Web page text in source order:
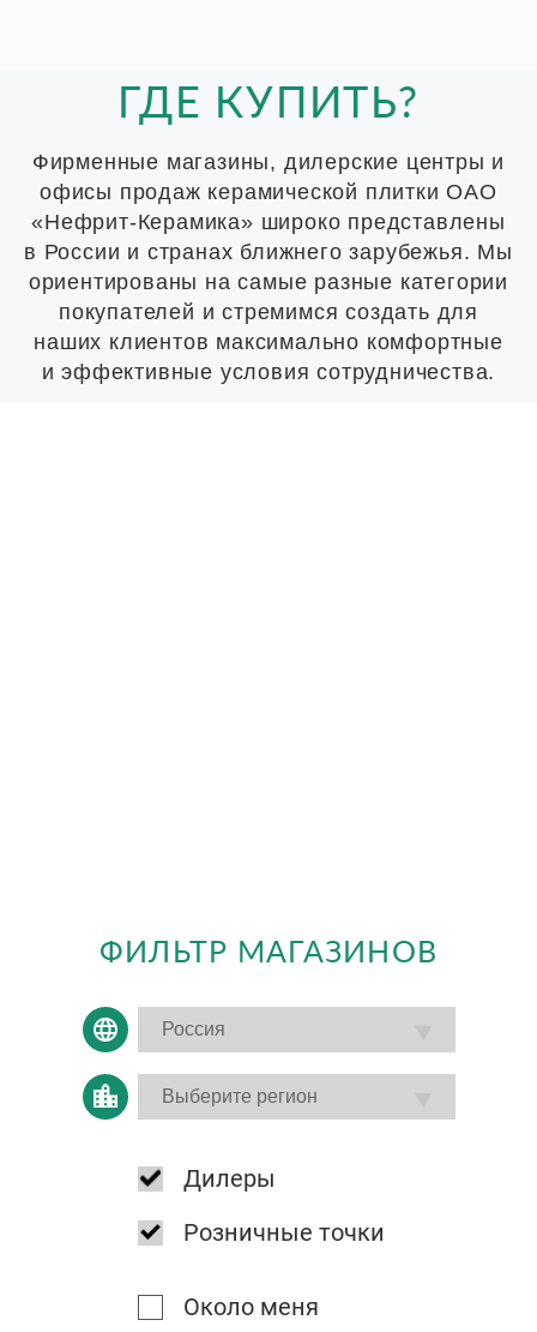
ГДЕ КУПИТЬ?
Фирменные магазины, дилерские центры и
офисы продаж керамической плитки ОАО
«Нефрит-Керамика» широко представлены
в России и странах ближнего зарубежья. Мы
ориентированы на самые разные категории
покупателей и стремимся создать для
наших клиентов максимально комфортные
и эффективные условия сотрудничества.
ФИЛЬТР МАГАЗИНОВ
Дилеры
Розничные точки
Около меня